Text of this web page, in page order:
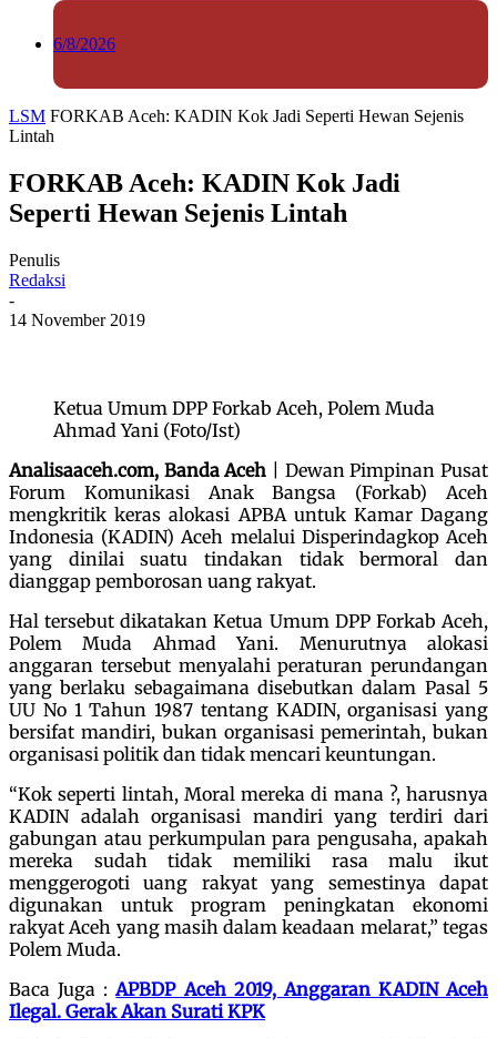
6/8/2026
LSM FORKAB Aceh: KADIN Kok Jadi Seperti Hewan Sejenis
Lintah
FORKAB Aceh: KADIN Kok Jadi
Seperti Hewan Sejenis Lintah
Penulis
Redaksi
-
14 November 2019
Ketua Umum DPP Forkab Aceh, Polem Muda
Ahmad Yani (Foto/Ist)
Analisaaceh.com, Banda Aceh | Dewan Pimpinan Pusat
Forum Komunikasi Anak Bangsa (Forkab) Aceh
mengkritik keras alokasi APBA untuk Kamar Dagang
Indonesia (KADIN) Aceh melalui Disperindagkop Aceh
yang dinilai suatu tindakan tidak bermoral dan
dianggap pemborosan uang rakyat.
Hal tersebut dikatakan Ketua Umum DPP Forkab Aceh,
Polem Muda Ahmad Yani. Menurutnya alokasi
anggaran tersebut menyalahi peraturan perundangan
yang berlaku sebagaimana disebutkan dalam Pasal 5
UU No 1 Tahun 1987 tentang KADIN, organisasi yang
bersifat mandiri, bukan organisasi pemerintah, bukan
organisasi politik dan tidak mencari keuntungan.
“Kok seperti lintah, Moral mereka di mana ?, harusnya
KADIN adalah organisasi mandiri yang terdiri dari
gabungan atau perkumpulan para pengusaha, apakah
mereka sudah tidak memiliki rasa malu ikut
menggerogoti uang rakyat yang semestinya dapat
digunakan untuk program peningkatan ekonomi
rakyat Aceh yang masih dalam keadaan melarat,” tegas
Polem Muda.
Baca Juga :APBDP Aceh 2019, Anggaran KADIN Aceh
Ilegal. Gerak Akan Surati KPK